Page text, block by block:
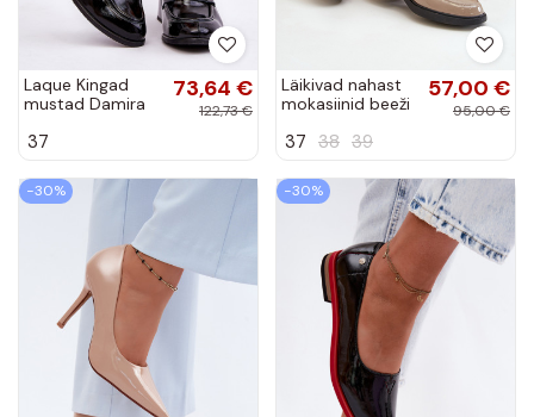
Laque Kingad
mustad Damira
73,64 €
122,73 €
37
Läikivad nahast
mokasiinid beeži
58409
57,00 €
95,00 €
37 38 39
−30% −30%